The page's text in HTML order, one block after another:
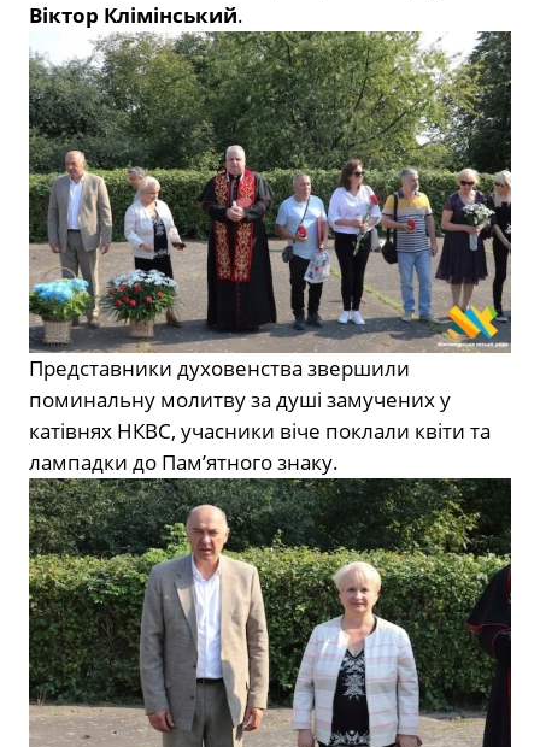
Віктор Клімінський.
Представники духовенства звершили
поминальну молитву за душі замучених у
катівнях НКВС, учасники віче поклали квіти та
лампадки до Пам’ятного знаку.